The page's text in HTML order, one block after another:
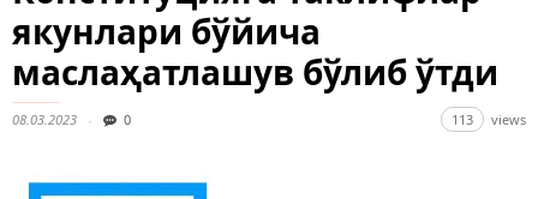
якунлари бўйича
маслаҳатлашув бўлиб ўтди
08.03.2023 0 113 views